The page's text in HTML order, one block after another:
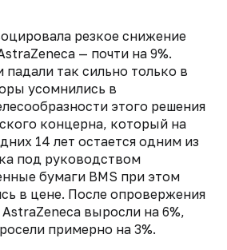
резкое снижение
— почти на 9%.
падали так сильно только в
усомнились в
этого решения
концерна, который на
14 лет остается одним из
под руководством
бумаги BMS при этом
в цене. После опровержения
выросли на 6%,
примерно на 3%.